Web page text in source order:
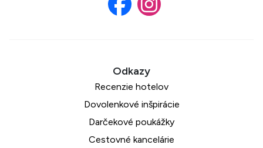
Recenzie hotelov
Dovolenkové inšpirácie
Darčekové poukážky
Cestovné kancelárie